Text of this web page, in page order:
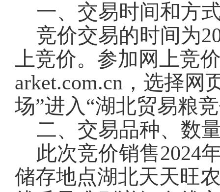
一、交易时间和方
竞价交易的时间为
上竞价。参加网上竞
arket.com.cn，选择网
场”进入“湖北贸易粮
二、交易品种、数
此次竞价销售2024
储存地点湖北天天旺